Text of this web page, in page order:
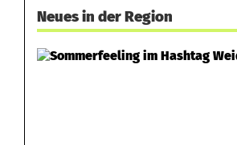
Neues in der Region